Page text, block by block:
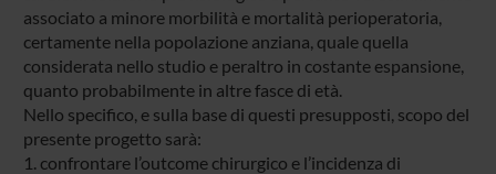
associato a minore morbilità e mortalità perioperatoria,
certamente nella popolazione anziana, quale quella
considerata nello studio e peraltro in costante espansione,
quanto probabilmente in altre fasce di età.
Nello specifico, e sulla base di questi presupposti, scopo del
presente progetto sarà:
1. confrontare l’outcome chirurgico e l’incidenza di